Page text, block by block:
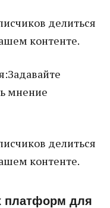
делиться
контенте.
мнение
делиться
контенте.
платформ для